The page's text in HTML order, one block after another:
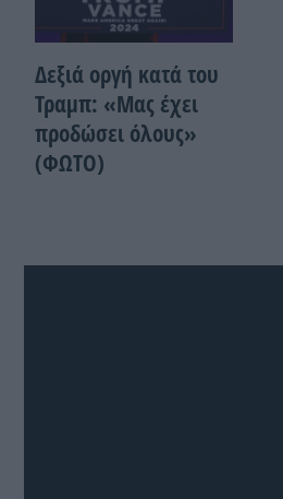
Δεξιά οργή κατά του
Τραμπ: «Μας έχει
προδώσει όλους»
(ΦΩΤΟ)